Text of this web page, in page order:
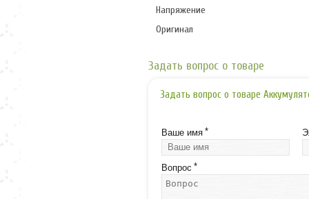
Напряжение
Оригинал
Задать вопрос о товаре
Задать вопрос о товаре
Ваше имя *
Вопрос *